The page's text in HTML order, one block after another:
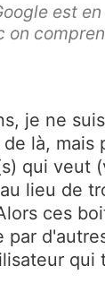
est
on
je ne
là, mais
qui veut
lieu de
ces
par
qui